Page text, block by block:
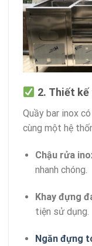
2. Thiết
Quầy bar inox
cùng một hệ
Chậu rửa
nhanh chóng.
Khay đựng
tiện sử dụng.
Ngăn đựng